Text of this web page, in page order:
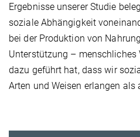
Ergebnisse unserer Studie
soziale Abhängigkeit
bei der Produktion von
Unterstützung – menschliches
dazu geführt hat, dass wir
Arten und Weisen erlangen als